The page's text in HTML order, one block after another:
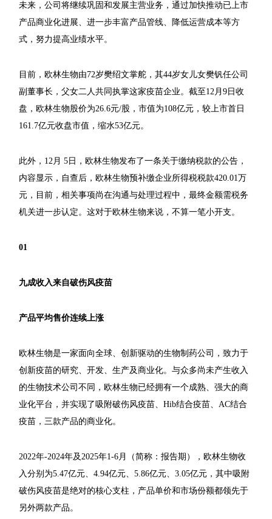
未来，公司将继续巩固和发展主营业务，通过加快推动已上市
产品商业化进展、进一步丰富产品管线、降低运营成本等方
式，努力提高业绩水平。
目前，欧林生物由72岁樊绍文掌舵，其44岁女儿女樊钒任公司
副董事长，父女二人共同执掌这家疫苗企业。截至12月9日收
盘，欧林生物股价为26.6元/股，市值为108亿元，较上市首日
161.7亿元收盘市值，缩水53亿元。
此外，12月 5日，欧林生物发布了一条关于缴纳税款的公告，
内容显示，自查后，欧林生物预补缴企业所得税税款420.01万
元，目前，相关事项尚在沟通与处理过程中，最终金额需税务
机关进一步认定。这对于欧林生物来说，不算一笔小开支。
01
九成收入来自破伤风疫苗
产品平均售价连续上涨
欧林生物是一家面向全球、创新驱动的生物制药公司，致力于
创新疫苗的研究、开发、生产及商业化。与众多尚未产生收入
的生物技术公司不同，欧林生物已经拥有一个成熟、强大的商
业化平台，并实现了吸附破伤风疫苗、Hib结合疫苗、AC结合
疫苗，三款产品的商业化。
2022年-2024年及2025年1-6月（简称：报告期），欧林生物收
入分别为5.47亿元、4.94亿元、5.86亿元、3.05亿元，其中吸附
破伤风疫苗是绝对的核心支柱，产品单价和市场份额都领先于
另外两款产品。